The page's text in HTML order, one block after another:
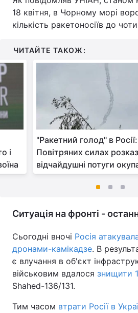
18 квітня, в Чорному морі
кількість ракетоносіїв до
ЧИТАЙТЕ ТАКОЖ:
і
"Ракетний голод" в
Повітряних силах
відчайдушні потуги
Ситуація на фронті -
Сьогодні вночі Росія
дронами-камікадзе. В
є влучання в об'єкт
військовим вдалося знищити
Shahed-136/131.
Тим часом втрати Росії в